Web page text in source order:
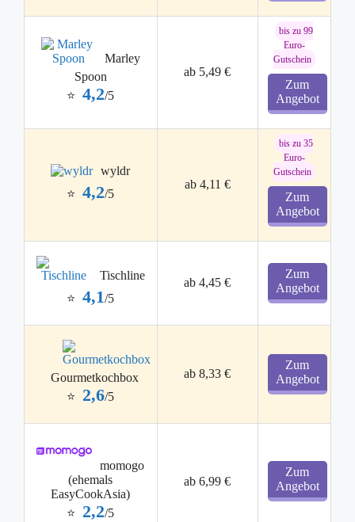
Marley
Spoon
⭐
4,2/5
ab 5,49 €
bis zu 99
Euro-
Gutschein
Zum
Angebot
wyldr
⭐
4,2/5
ab 4,11 €
bis zu 35
Euro-
Gutschein
Zum
Angebot
Tischline
⭐
4,1/5
ab 4,45 €
Zum
Angebot
Gourmetkochbox
⭐
2,6/5
ab 8,33 €
Zum
Angebot
momogo
(ehemals
EasyCookAsia)
⭐
2,2/5
ab 6,99 €
Zum
Angebot